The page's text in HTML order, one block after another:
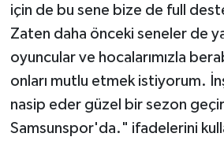
için de bu sene bize de full
Zaten daha önceki seneler de
oyuncular ve hocalarımızla
onları mutlu etmek istiyorum.
nasip eder güzel bir sezon
Samsunspor'da." ifadelerini